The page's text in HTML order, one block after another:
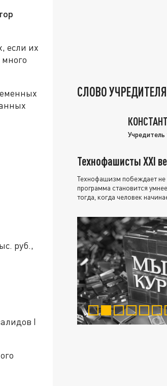
если их
руб.,
I
СЛОВО УЧРЕДИТЕЛЯ
Технофашисты XXI
Технофашизм побеждает не
программа становится
тогда, когда человек